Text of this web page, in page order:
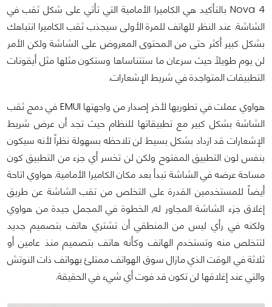
Nova 4 بالتأكيد هي الكاميرا الأمامية التي تأتي على شكل ثقب في
الشاشة. عند النظر للهاتف للمرة الأولى سيجذب ثقب الكاميرا انتباهك
بشكل كبير أكثر حتى من المحتوى المعروض على الشاشة ولكن الأمر
لن يوم طويلاً حيث سرعان ما ستتناساها وستكون مثلها مثل أيقونات
التطبيقات المتواجدة في شريط الإشعارات.
هواوي عملت في تطوريها لأخر إصدار من واجهتها EMUI في دمج ثقب
الشاشة بشكل كبير مع تطبيقاتها للنظام حيث تجد أن عرض شريط
الإشعارات قد ازداد بشكل بسيط لن تلاحظه بسهولة نظراً لأنه سيكون
بنفس لون التطبيق المفتوح ولكن لن تخسر أي جزء من التطبيق كون
مساحة عرضه في الشاشة تبدأ بعد مكان الكاميرا الأمامية. هواوي اتاحة
أيضاً للمستخدمين القدرة على التخلص من تقب الشاشة عن طريق
إغلاق جزء الشاشة المجاور له, الخطوة في المجمل جيدة من هواوي
ولكنه في رأي ليس من المنطقي أن تشتري هاتف بتصميم جديد
لتتخلص منه وتستخدم الهاتف وكأنه هاتف بتصميم منذ عامين أو
ثلاثة في الوقت الذي مازال سوق الهواتف ممتلئ بهواتف ذات النوتش
والتي عند إغلاقها لن تكون قد فوت أي شيء في الحقيقة.